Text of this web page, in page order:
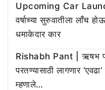
Upcoming Car
वर्षाच्या सुरुवातीला लाँच
धमाकेदार कार
Rishabh Pant | ऋषभ
परतण्यासाठी लागणार
म्हणाले…